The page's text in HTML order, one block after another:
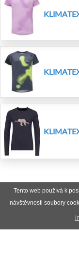
Tento web používá k
návštěvnosti soubory